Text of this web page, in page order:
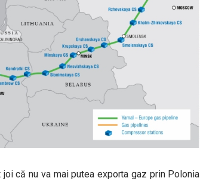
că nu va mai putea exporta gaz prin Polonia